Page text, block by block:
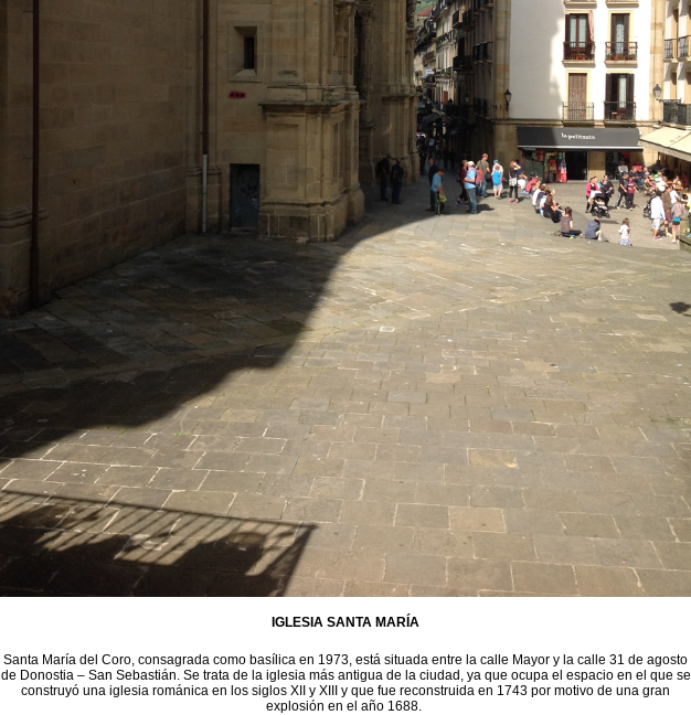
IGLESIA SANTA MARÍA
Santa María del Coro, consagrada como basílica en 1973, está situada entre la calle Mayor y la calle 31 de agosto
de Donostia – San Sebastián. Se trata de la iglesia más antigua de la ciudad, ya que ocupa el espacio en el que se
construyó una iglesia románica en los siglos XII y XIII y que fue reconstruida en 1743 por motivo de una gran
explosión en el año 1688.